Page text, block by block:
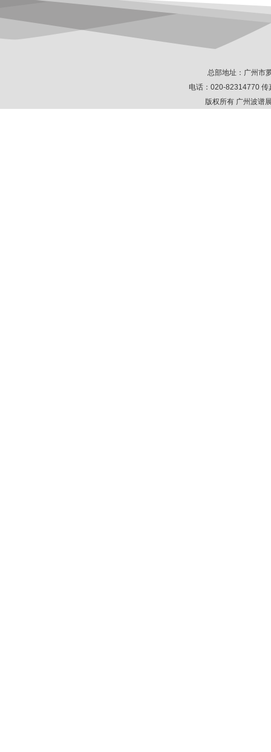
总部地址：广州市
电话：020-82314770
版权所有 广州波谱